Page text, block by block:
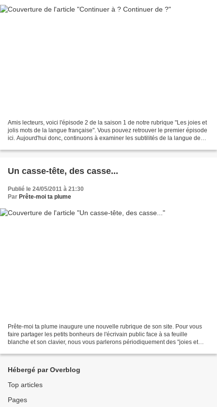
Amis lecteurs, voici l'épisode 2 de la saison 1 de notre rubrique "Les joies et
jolis mots de la langue française". Vous pouvez retrouver le premier épisode
ici. Aujourd'hui donc, continuons à examiner les subtilités de la langue de
Un casse-tête, des casse...
Publié le 24/05/2011 à 21:30
Par Prête-moi ta plume
Prête-moi ta plume inaugure une nouvelle rubrique de son site. Pour vous
faire partager les petits bonheurs de l'écrivain public face à sa feuille
blanche et son clavier, nous vous parlerons périodiquement des "joies et
Hébergé par Overblog
Top articles
Pages